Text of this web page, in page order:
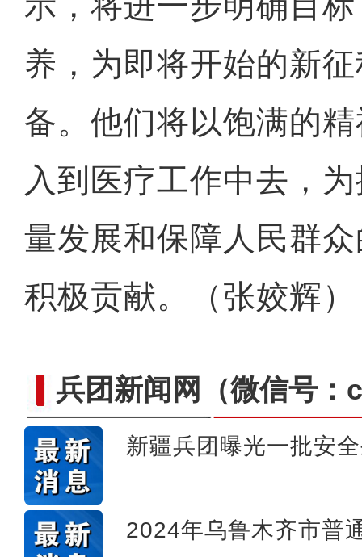
养，为即将开始的新
备。他们将以饱满的
入到医疗工作中去，
量发展和保障人民群
积极贡献。（张姣辉）
兵团新闻网 （微信号
新疆兵团曝光一批安
2024年乌鲁木齐市普